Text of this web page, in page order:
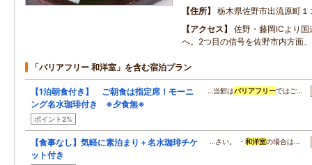
住所
栃木県佐野市出流原町１
アクセス
佐野・藤岡ICより
へ。2つ目の信号を佐野市内方面
「バリアフリー 和洋室」を含む宿泊プラン
【1泊朝食付き】 ご朝食は指定席！モーニ
ング名水珈琲付き ※夕食無※
ポイント2%
…当館はバリアフリーではご…
【食事なし】気軽に素泊まり＋名水珈琲チケ
ット付き
…さい。 ・和洋室の場合は…